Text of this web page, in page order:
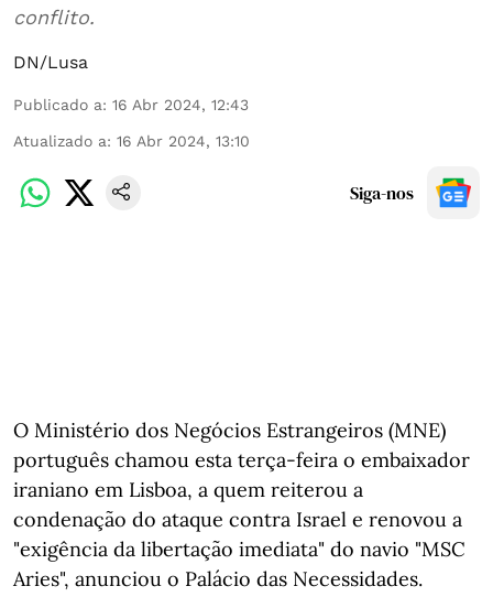
conflito.
DN/Lusa
Publicado a: 16 Abr 2024, 12:43
Atualizado a: 16 Abr 2024, 13:10
Siga-nos
O Ministério dos Negócios Estrangeiros (MNE)
português chamou esta terça-feira o embaixador
iraniano em Lisboa, a quem reiterou a
condenação do ataque contra Israel e renovou a
"exigência da libertação imediata" do navio "MSC
Aries", anunciou o Palácio das Necessidades.